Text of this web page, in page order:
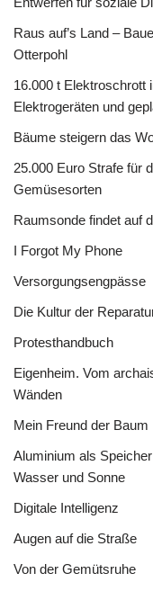
Raus auf’s Land –
Otterpohl
16.000 t Elektroschrott
Elektrogeräten und
Bäume steigern das
25.000 Euro Strafe für
Gemüsesorten
Raumsonde findet auf
I Forgot My Phone
Versorgungsengpässe
Die Kultur der
Protesthandbuch
Eigenheim. Vom
Wänden
Mein Freund der Baum
Aluminium als
Wasser und Sonne
Digitale Intelligenz
Augen auf die Straße
Von der Gemütsruhe